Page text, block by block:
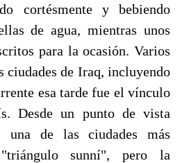
cortésmente y bebiendo
de agua, mientras unos
para la ocasión. Varios
ciudades de Iraq, incluyendo
esa tarde fue el vínculo
Desde un punto de vista
una de las ciudades más
"triángulo sunní", pero la